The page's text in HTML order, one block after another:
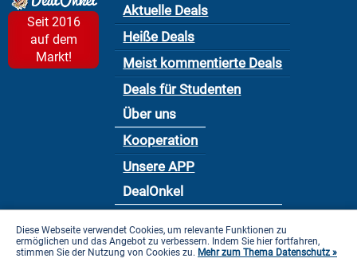
Seit 2016
auf dem
Markt!
Aktuelle Deals
Heiße Deals
Meist kommentierte Deals
Deals für Studenten
Über uns
Kooperation
Unsere APP
DealOnkel
Datenschutzbestimmung
Diese Webseite verwendet Cookies, um relevante Funktionen zu
ermöglichen und das Angebot zu verbessern. Indem Sie hier fortfahren,
stimmen Sie der Nutzung von Cookies zu. Mehr zum Thema Datenschutz »